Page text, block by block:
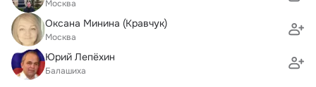
Москва
Оксана Минина (Кравчук)
Москва
Юрий Лепёхин
Балашиха